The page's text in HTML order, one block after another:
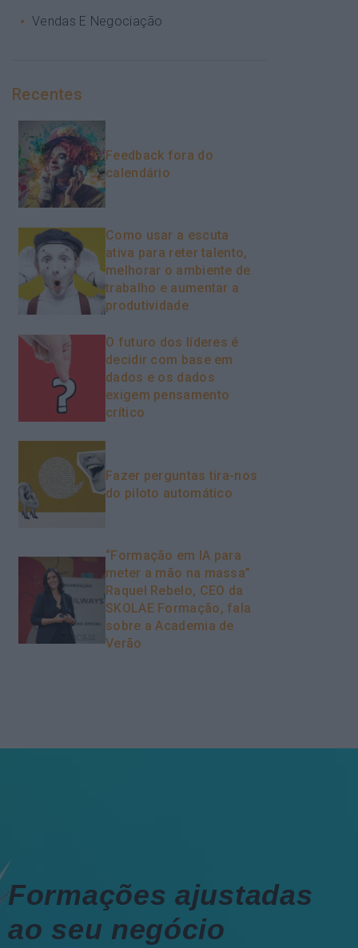
Vendas E Negociação
Recentes
Feedback fora do
calendário
Como usar a escuta
ativa para reter talento,
melhorar o ambiente de
trabalho e aumentar a
produtividade
O futuro dos líderes é
decidir com base em
dados e os dados
exigem pensamento
crítico
Fazer perguntas tira-nos
do piloto automático
“Formação em IA para
meter a mão na massa”
Raquel Rebelo, CEO da
SKOLAE Formação, fala
sobre a Academia de
Verão
Formações ajustadas
ao seu negócio